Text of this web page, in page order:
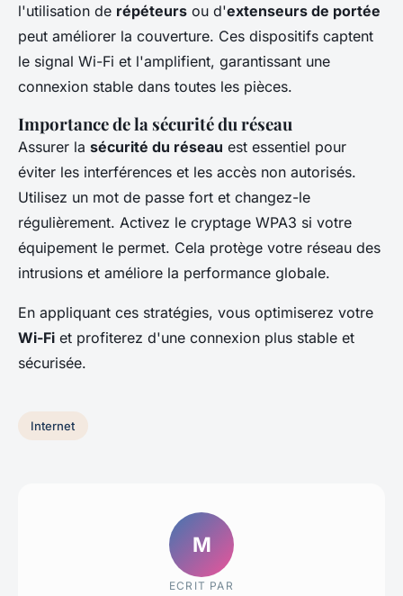
l'utilisation de répéteurs ou d'extenseurs de portée
peut améliorer la couverture. Ces dispositifs captent
le signal Wi-Fi et l'amplifient, garantissant une
connexion stable dans toutes les pièces.
Importance de la sécurité du réseau
Assurer la sécurité du réseau est essentiel pour
éviter les interférences et les accès non autorisés.
Utilisez un mot de passe fort et changez-le
régulièrement. Activez le cryptage WPA3 si votre
équipement le permet. Cela protège votre réseau des
intrusions et améliore la performance globale.
En appliquant ces stratégies, vous optimiserez votre
Wi-Fi et profiterez d'une connexion plus stable et
sécurisée.
Internet
M
ECRIT PAR